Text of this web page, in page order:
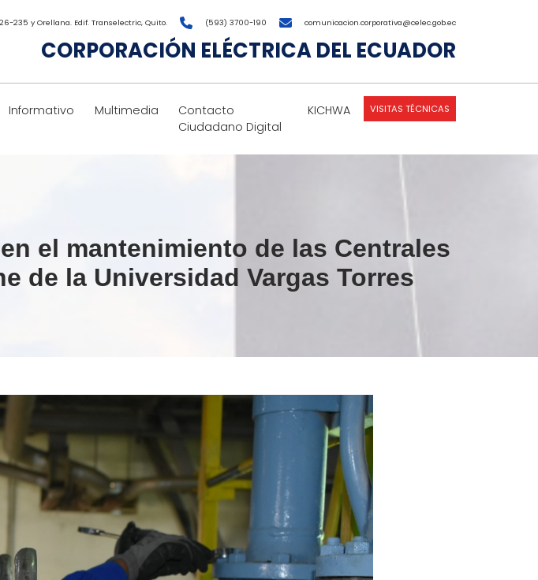
235 y Orellana. Edif. Transelectric, Quito. (593) 3700-190 comunicacion.corporativa@celec.gob.ec
CORPORACIÓN ELÉCTRICA DEL ECUADOR
Informativo Multimedia
Contacto
Ciudadano Digital
KICHWA VISITAS TÉCNICAS
el mantenimiento de las Centrales
de la Universidad Vargas Torres